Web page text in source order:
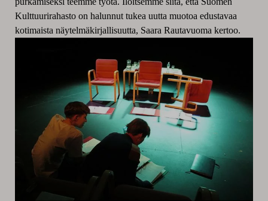
Kulttuurirahasto on halunnut tukea uutta muotoa edustavaa
kotimaista näytelmäkirjallisuutta, Saara Rautavuoma kertoo.